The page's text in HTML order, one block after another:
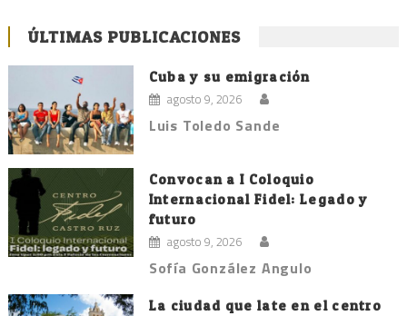
ÚLTIMAS PUBLICACIONES
Cuba y su emigración
agosto 9, 2026
Luis Toledo Sande
Convocan a I Coloquio
Internacional Fidel: Legado y
futuro
agosto 9, 2026
Sofía González Angulo
La ciudad que late en el centro